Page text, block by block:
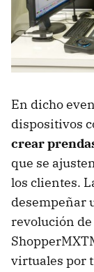
En dicho
dispositivos
crear
que se
los clientes.
desempeñar
revolución
virtuales por